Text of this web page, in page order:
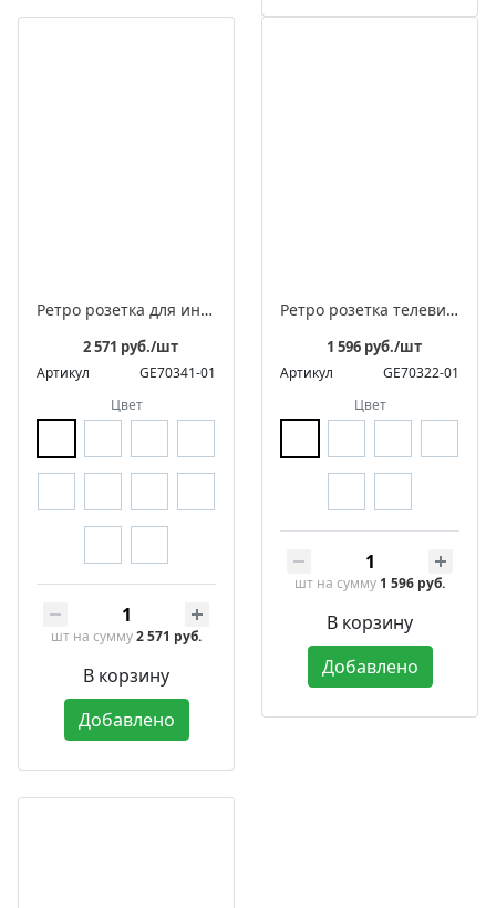
Ретро розетка для интернета фарфоровая, серия "МЕЗОНИНЪ"
2 571 руб./шт
Артикул
GE70341-01
Цвет
шт на сумму2 571 руб.
В корзину
Добавлено
Ретро розетка телевизионная оконечная фарфоровая, серия "АВРОРА"
1 596 руб./шт
Артикул
GE70322-01
Цвет
шт на сумму 1 596 руб.
В корзину
Добавлено